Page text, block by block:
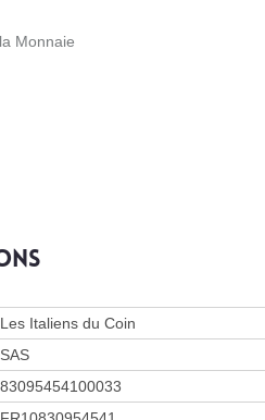
Monnaie
Les Italiens du Coin
SAS
83095454100033